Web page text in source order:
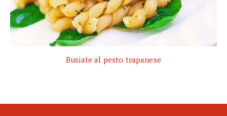
Busiate al pesto trapanese